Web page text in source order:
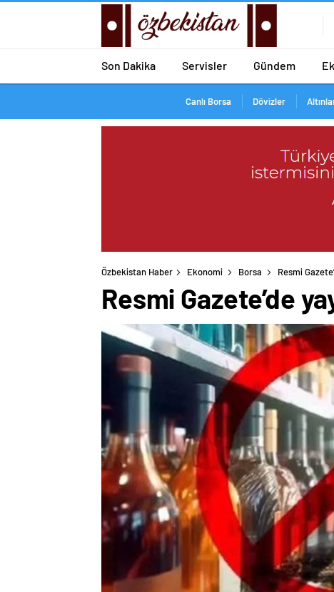
Son Dakika Servisler Gündem
Canlı Borsa Dövizler
Özbekistan Haber Ekonomi Borsa Resmi
Resmi Gazete’de